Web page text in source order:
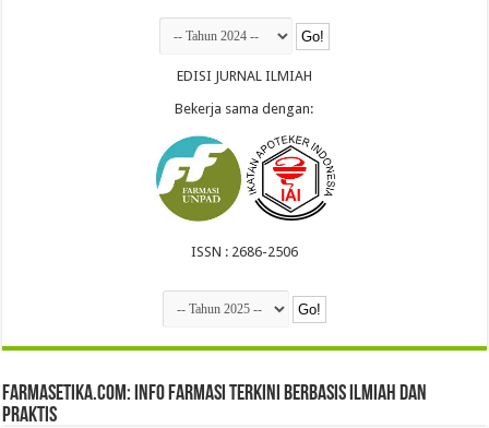
EDISI JURNAL ILMIAH
Bekerja sama dengan:
ISSN : 2686-2506
farmasetika.com: Info Farmasi Terkini Berbasis Ilmiah dan
Praktis